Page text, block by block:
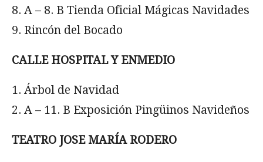
A – 8. B Tienda Oficial Mágicas Navidades
Rincón del Bocado
CALLE HOSPITAL Y ENMEDIO
Árbol de Navidad
A – 11. B Exposición Pingüinos Navideños
TEATRO JOSE MARÍA RODERO